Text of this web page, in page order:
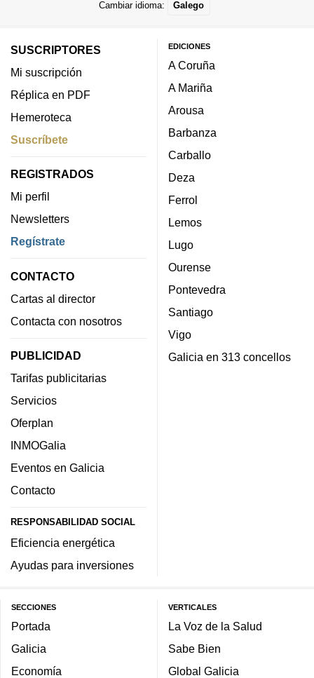
Cambiar idioma: Galego
SUSCRIPTORES
Mi suscripción
Réplica en PDF
Hemeroteca
Suscríbete
REGISTRADOS
Mi perfil
Newsletters
Regístrate
CONTACTO
Cartas al director
Contacta con nosotros
PUBLICIDAD
Tarifas publicitarias
Servicios
Oferplan
INMOGalia
Eventos en Galicia
Contacto
RESPONSABILIDAD SOCIAL
Eficiencia energética
Ayudas para inversiones
EDICIONES
A Coruña
A Mariña
Arousa
Barbanza
Carballo
Deza
Ferrol
Lemos
Lugo
Ourense
Pontevedra
Santiago
Vigo
Galicia en 313 concellos
SECCIONES
Portada
Galicia
Economía
VERTICALES
La Voz de la Salud
Sabe Bien
Global Galicia